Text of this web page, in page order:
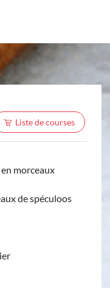
Liste de courses
morceaux
de spéculoos